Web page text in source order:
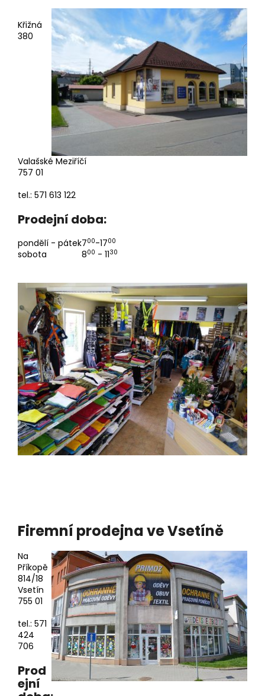
Křižná
380
Valašské Meziříčí
757 01
tel.: 571 613 122
Prodejní doba:
pondělí - pátek700-1700
sobota 800 - 1130
Firemní prodejna ve Vsetíně
Na
Příkopě
814/18
Vsetín
755 01
tel.: 571
424
706
Prod
ejní